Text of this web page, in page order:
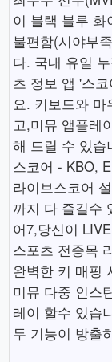
이 블랙 블루
불편함(시야부
다. 국내 유일
츠 정보 앱 '스
요. 키보드와 마
고,미뮤 앱플레
해 드릴 수 있습
스코어 - KBO,
라이브스코어
까지 다 즐길수
어7,당신이
스포츠 전종목
완벽한 키 매핑
미뮤 다중 인스
레이 할수 있습
두 기능이 방출